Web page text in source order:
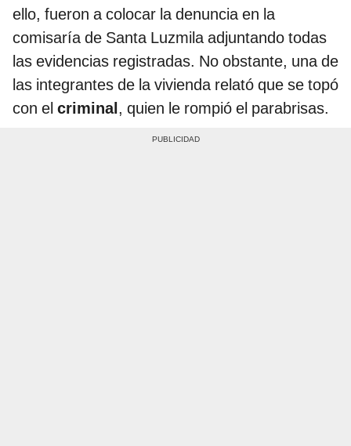
ello, fueron a colocar la denuncia en la
comisaría de Santa Luzmila adjuntando todas
las evidencias registradas. No obstante, una de
las integrantes de la vivienda relató que se topó
con el criminal, quien le rompió el parabrisas.